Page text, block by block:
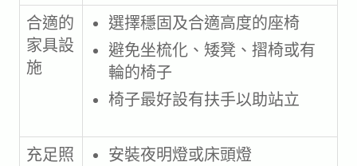
合適的
家具設
施
選擇穩固及合適高度的座椅
避免坐梳化、矮凳、摺椅或有
輪的椅子
椅子最好設有扶手以助站立
充足照
安裝夜明燈或床頭燈